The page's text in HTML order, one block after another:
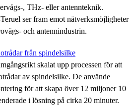
, THz- eller antennteknik.
ser fram emot nätverksmöjligheter
och antennindustrin.
från spindelsilke
skalat upp processen för att
av spindelsilke. De använde
för att skapa över 12 miljoner 10
i lösning på cirka 20 minuter.